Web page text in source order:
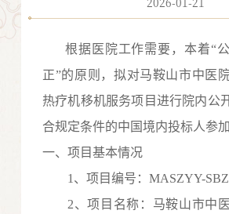
根据医院工作需要，本着“
正”的原则，拟对马鞍山市中医
热疗机移机服务项目 进行院内公
合规定条件的中国境内投标人参加
一、项目基本情况
1、项目编号：MASZYY-
2、项目名称： 马鞍山市中